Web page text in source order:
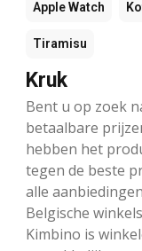
Apple Watch
Tiramisu
Kruk
Bent u op zoek
betaalbare
hebben het
tegen de beste
alle
Belgische
Kimbino is